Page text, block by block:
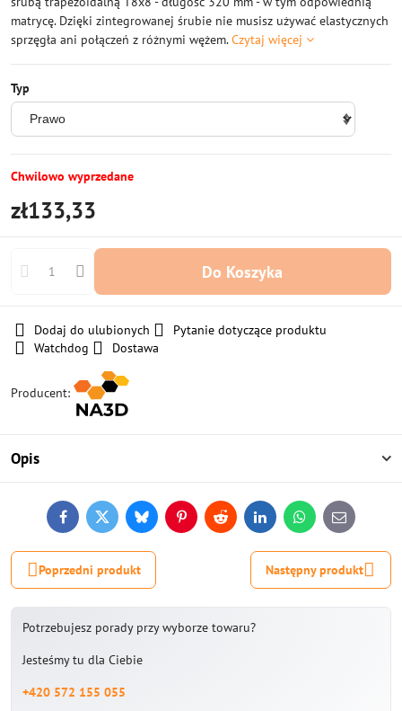
matrycę. Dzięki zintegrowanej śrubie nie musisz używać elastycznych
sprzęgła ani połączeń z różnymi wężem.Czytaj więcej
Typ
Chwilowo wyprzedane
zł133,33
Do Koszyka
Dodaj do ulubionych
Pytanie dotyczące produktu
Watchdog
Dostawa
Producent:
Opis
FacebookTwitterBlueskyPinterestReddit LinkedInWhatsApp
E-
mail
Poprzedni produkt Następny produkt
Potrzebujesz porady przy wyborze towaru?
Jesteśmy tu dla Ciebie
+420 572 155 055